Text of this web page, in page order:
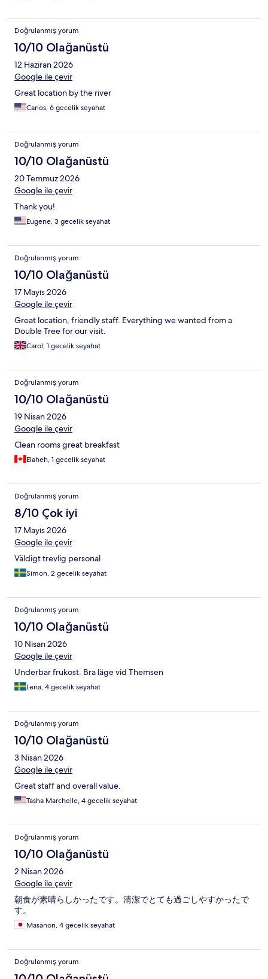
Doğrulanmış yorum
10/10 Olağanüstü
12 Haziran 2026
Google ile çevir
Great location by the river
Carlos, 6 gecelik seyahat
Doğrulanmış yorum
10/10 Olağanüstü
20 Temmuz 2026
Google ile çevir
Thank you!
Eugene, 3 gecelik seyahat
Doğrulanmış yorum
10/10 Olağanüstü
17 Mayıs 2026
Google ile çevir
Great location, friendly staff. Everything we wanted from a
Double Tree for our visit.
Carol, 1 gecelik seyahat
Doğrulanmış yorum
10/10 Olağanüstü
19 Nisan 2026
Google ile çevir
Clean rooms great breakfast
Elaheh, 1 gecelik seyahat
Doğrulanmış yorum
8/10 Çok iyi
17 Mayıs 2026
Google ile çevir
Väldigt trevlig personal
Simon, 2 gecelik seyahat
Doğrulanmış yorum
10/10 Olağanüstü
10 Nisan 2026
Google ile çevir
Underbar frukost. Bra läge vid Themsen
Lena, 4 gecelik seyahat
Doğrulanmış yorum
10/10 Olağanüstü
3 Nisan 2026
Google ile çevir
Great staff and overall value.
Tasha Marchelle, 4 gecelik seyahat
Doğrulanmış yorum
10/10 Olağanüstü
2 Nisan 2026
Google ile çevir
朝食が素晴らしかったです。清潔でとても過ごしやすかったで
す。
Masanori, 4 gecelik seyahat
Doğrulanmış yorum